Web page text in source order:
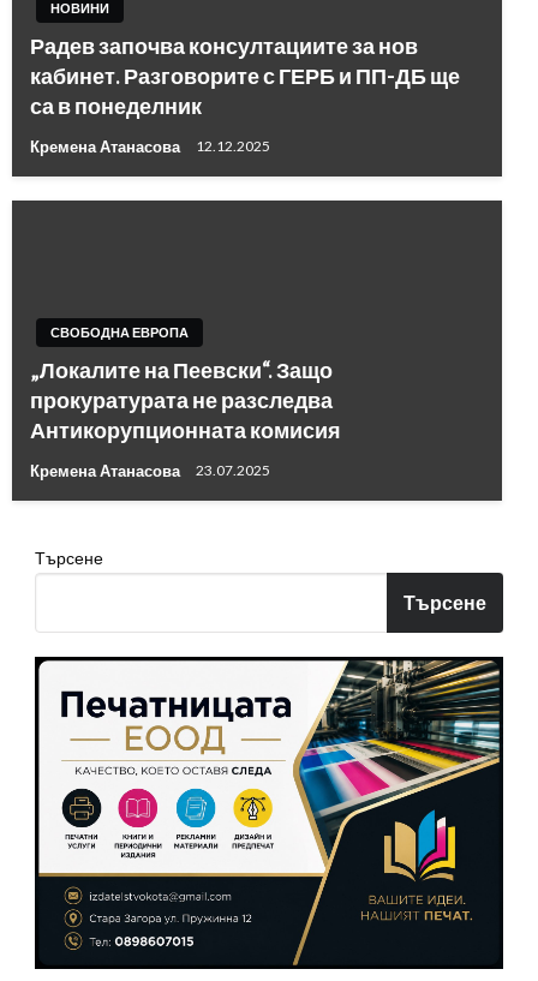
НОВИНИ
Радев започва консултациите за нов
кабинет. Разговорите с ГЕРБ и ПП-ДБ ще
са в понеделник
Кремена Атанасова 12.12.2025
СВОБОДНА ЕВРОПА
„Локалите на Пеевски“. Защо
прокуратурата не разследва
Антикорупционната комисия
Кремена Атанасова 23.07.2025
Търсене
Търсене